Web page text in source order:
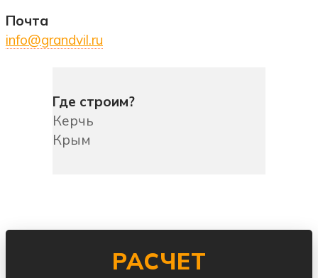
Почта
info@grandvil.ru
Где строим?
Керчь
Крым
РАСЧЕТ